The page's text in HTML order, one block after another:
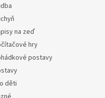
na zeď
hry
postavy
děti